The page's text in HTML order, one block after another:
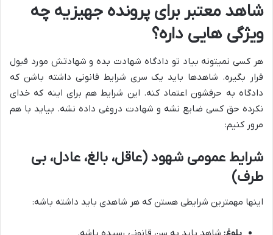
شاهد معتبر برای پرونده جهیزیه چه
ویژگی هایی داره؟
هر کسی نمیتونه بیاد تو دادگاه شهادت بده و شهادتش مورد قبول
قرار بگیره. شاهدها باید یک سری شرایط قانونی داشته باشن که
دادگاه به حرفشون اعتماد کنه. این شرایط هم برای اینه که خدای
نکرده حق کسی ضایع نشه و شهادت دروغی داده نشه. بیاید با هم
مرور کنیم:
شرایط عمومی شهود (عاقل، بالغ، عادل، بی
طرف)
اینها مهمترین شرایطی هستن که هر شاهدی باید داشته باشه: